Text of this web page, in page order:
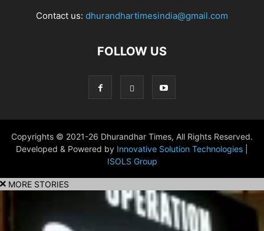
Contact us: dhurandhartimesindia@gmail.com
FOLLOW US
Copyrights © 2021-26 Dhurandhar Times, All Rights Reserved.
Developed & Powered by Innovative Solution Technologies
ISOLS Group
MORE STORIES